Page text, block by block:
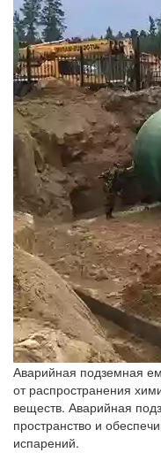
Аварийная подземная
от распространения
веществ. Аварийная
пространство и
испарений.